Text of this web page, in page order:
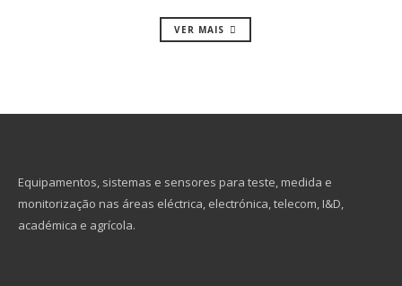
VER MAIS
Equipamentos, sistemas e sensores para teste, medida e
monitorização nas áreas eléctrica, electrónica, telecom, I&D,
académica e agrícola.